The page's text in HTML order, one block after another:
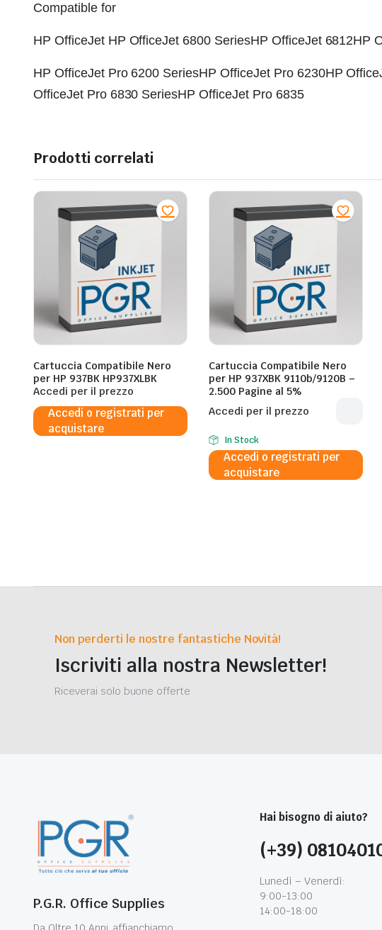
Compatible for
HP OfficeJet HP OfficeJet 6800 SeriesHP OfficeJet 6812HP
HP OfficeJet Pro 6200 SeriesHP OfficeJet Pro 6230HP
OfficeJet Pro 6830 SeriesHP OfficeJet Pro 6835
Prodotti correlati
Cartuccia Compatibile Nero
per HP 937BK HP937XLBK
Accedi per il prezzo
Accedi o registrati per
acquistare
Cartuccia Compatibile Nero
per HP 937XBK 9110b/9120B –
2.500 Pagine al 5%
Accedi per il prezzo
In Stock
Accedi o registrati per
acquistare
Non perderti le nostre fantastiche Novità!
Iscriviti alla nostra Newsletter!
Riceverai solo buone offerte
P.G.R. Office Supplies
Hai bisogno di aiuto?
(+39)
Lunedì – Venerdì:
9:00-13:00
14:00-18:00